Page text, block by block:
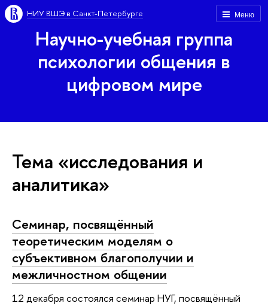
Меню
НИУ ВШЭ в Санкт-Петербурге
Научно-учебная группа
психологии общения в
цифровом мире
Тема «исследования и
аналитика»
Семинар, посвящённый
теоретическим моделям о
субъективном благополучии и
межличностном общении
12 декабря состоялся семинар НУГ, посвящённый